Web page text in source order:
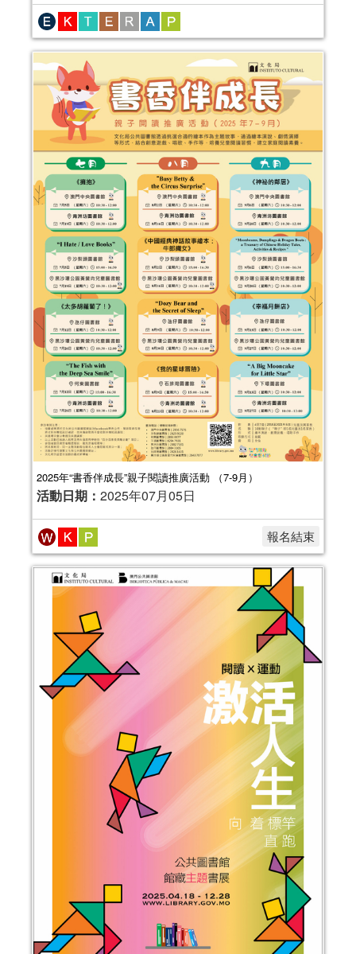
2025年“書香伴成長”親子閱讀推廣活動 （7-9月）
活動日期： 2025年07月05日
報名結束